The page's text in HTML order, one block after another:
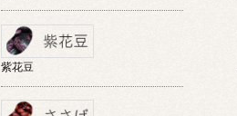
紫花豆